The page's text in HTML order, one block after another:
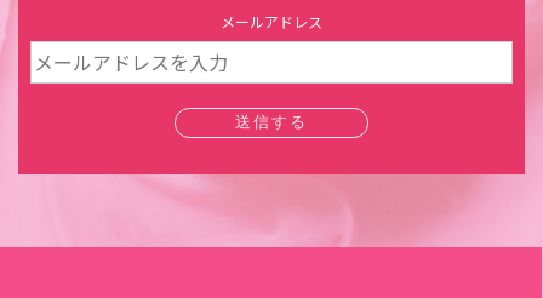
メールアドレス
送信する